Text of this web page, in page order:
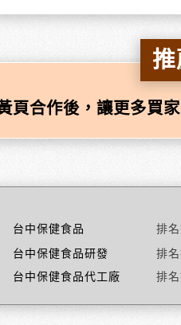
頁合作後，讓更多買
台中保健食品 排
台中保健食品研發 排
台中保健食品代工廠 排